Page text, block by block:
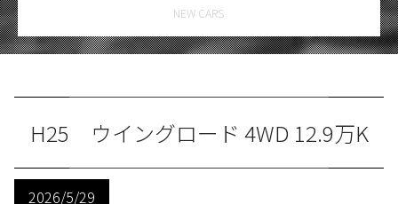
H25 ウイングロード 4WD 12.9万K
2026/5/29